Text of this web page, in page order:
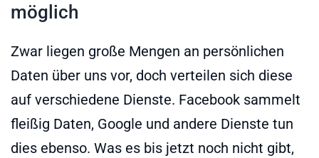
möglich
Zwar liegen große Mengen an persönlichen
Daten über uns vor, doch verteilen sich diese
auf verschiedene Dienste. Facebook sammelt
fleißig Daten, Google und andere Dienste tun
dies ebenso. Was es bis jetzt noch nicht gibt,